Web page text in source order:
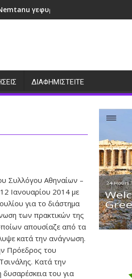
γεφυρώνουν πολιτισμούς
ΔΙΑΦΗΜΙΣΤΕΙΤΕ
Συλλόγου Αθηναίων –
Ιανουαρίου 2014 με
για το διάστημα
των πρακτικών της
απουσίαζε από τα
κατά την ανάγνωση.
Πρόεδρος του
Κατά την
του για